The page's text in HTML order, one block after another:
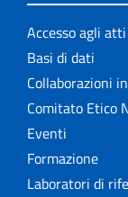
Accesso agli atti
Basi di dati
Collaborazioni
Comitato Etico
Eventi
Formazione
Laboratori di